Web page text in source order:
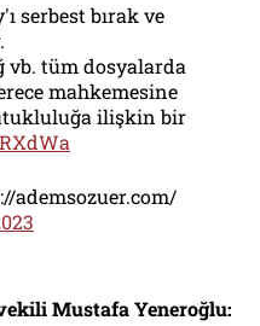
serbest bırak ve
vb. tüm dosyalarda
mahkemesine
ilişkin bir
ademsozuer.com/
Mustafa Yeneroğlu: